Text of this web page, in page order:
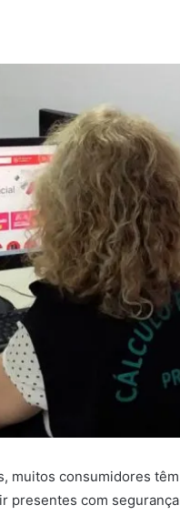
muitos consumidores
presentes com